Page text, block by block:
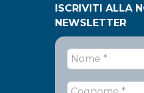
ISCRIVITI ALLA
NEWSLETTER